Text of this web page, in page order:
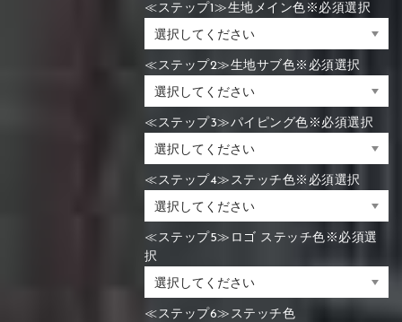
≪ステップ1≫生地メイン色※必須選択
≪ステップ2≫生地サブ色※必須選択
≪ステップ3≫パイピング色※必須選択
≪ステップ4≫ステッチ色※必須選択
≪ステップ5≫ロゴ ステッチ色※必須選
択
≪ステップ6≫ステッチ色